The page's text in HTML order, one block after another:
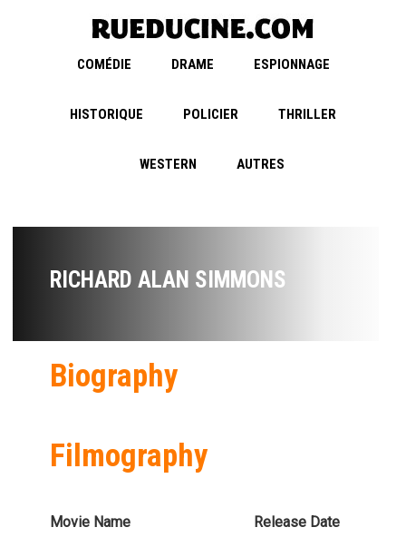
COMÉDIE DRAME ESPIONNAGE
HISTORIQUE POLICIER THRILLER
WESTERN AUTRES
RICHARD ALAN SIMMONS
Biography
Filmography
Movie Name Release Date